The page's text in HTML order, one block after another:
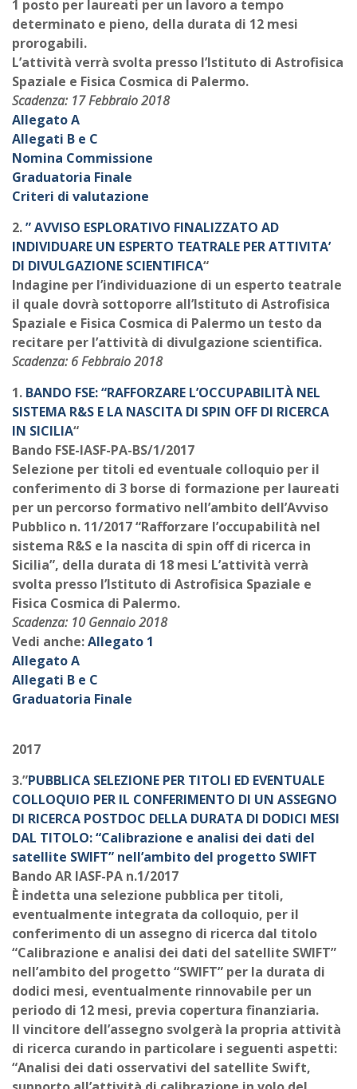
1 posto per laureati per un lavoro a tempo
determinato e pieno, della durata di 12 mesi
prorogabili.
L’attività verrà svolta presso l’Istituto di Astrofisica
Spaziale e Fisica Cosmica di Palermo.
Scadenza: 17 Febbraio 2018
Allegato A
Allegati B e C
Nomina Commissione
Graduatoria Finale
Criteri di valutazione
2.” AVVISO ESPLORATIVO FINALIZZATO AD
INDIVIDUARE UN ESPERTO TEATRALE PER ATTIVITA’
DI DIVULGAZIONE SCIENTIFICA“
Indagine per l’individuazione di un esperto teatrale
il quale dovrà sottoporre all’Istituto di Astrofisica
Spaziale e Fisica Cosmica di Palermo un testo da
recitare per l’attività di divulgazione scientifica.
Scadenza: 6 Febbraio 2018
1. BANDO FSE: “RAFFORZARE L’OCCUPABILITÀ NEL
SISTEMA R&S E LA NASCITA DI SPIN OFF DI RICERCA
IN SICILIA“
Bando FSE-IASF-PA-BS/1/2017
Selezione per titoli ed eventuale colloquio per il
conferimento di 3 borse di formazione per laureati
per un percorso formativo nell’ambito dell’Avviso
Pubblico n. 11/2017 “Rafforzare l’occupabilità nel
sistema R&S e la nascita di spin off di ricerca in
Sicilia”, della durata di 18 mesi L’attività verrà
svolta presso l’Istituto di Astrofisica Spaziale e
Fisica Cosmica di Palermo.
Scadenza: 10 Gennaio 2018
Vedi anche:Allegato 1
Allegato A
Allegati B e C
Graduatoria Finale
2017
3.”PUBBLICA SELEZIONE PER TITOLI ED EVENTUALE
COLLOQUIO PER IL CONFERIMENTO DI UN ASSEGNO
DI RICERCA POSTDOC DELLA DURATA DI DODICI MESI
DAL TITOLO: “Calibrazione e analisi dei dati del
satellite SWIFT” nell’ambito del progetto SWIFT
Bando AR IASF-PA n.1/2017
È indetta una selezione pubblica per titoli,
eventualmente integrata da colloquio, per il
conferimento di un assegno di ricerca dal titolo
“Calibrazione e analisi dei dati del satellite SWIFT”
nell’ambito del progetto “SWIFT” per la durata di
dodici mesi, eventualmente rinnovabile per un
periodo di 12 mesi, previa copertura finanziaria.
Il vincitore dell’assegno svolgerà la propria attività
di ricerca curando in particolare i seguenti aspetti:
“Analisi dei dati osservativi del satellite Swift,